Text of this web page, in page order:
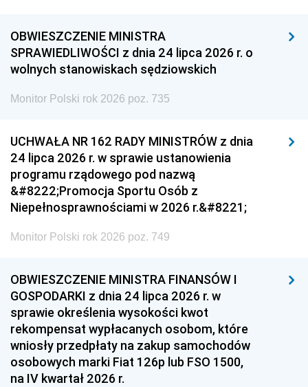
OBWIESZCZENIE MINISTRA
SPRAWIEDLIWOŚCI z dnia 24 lipca 2026 r. o
wolnych stanowiskach sędziowskich
Monitor Polski rok 2026 poz. 735
UCHWAŁA NR 162 RADY MINISTRÓW z dnia
24 lipca 2026 r. w sprawie ustanowienia
programu rządowego pod nazwą
&#8222;Promocja Sportu Osób z
Niepełnosprawnościami w 2026 r.&#8221;
Monitor Polski rok 2026 poz. 749
OBWIESZCZENIE MINISTRA FINANSÓW I
GOSPODARKI z dnia 24 lipca 2026 r. w
sprawie określenia wysokości kwot
rekompensat wypłacanych osobom, które
wniosły przedpłaty na zakup samochodów
osobowych marki Fiat 126p lub FSO 1500,
na IV kwartał 2026 r.